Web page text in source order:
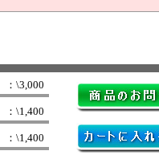
：\3,000
：\1,400
：\1,400